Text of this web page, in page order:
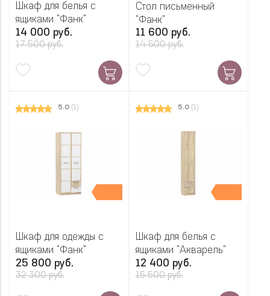
Шкаф для белья с
ящиками "Фанк"
14 000 руб.
17 500 руб.
Стол письменный
"Фанк"
11 600 руб.
14 500 руб.
5.0 (1)
Шкаф для одежды с
ящиками "Фанк"
25 800 руб.
32 300 руб.
5.0 (1)
Шкаф для белья с
ящиками "Акварель"
12 400 руб.
15 500 руб.